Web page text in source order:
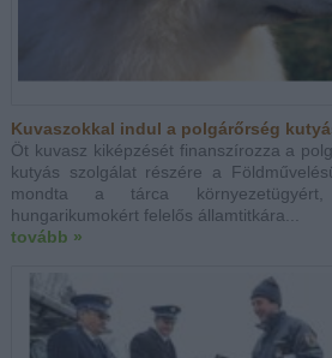
Kuvaszokkal indul a polgárőrség
Öt kuvasz kiképzését finanszírozza a
kutyás szolgálat részére a
mondta a tárca környezetügyért,
hungarikumokért felelős államtitkára...
tovább »